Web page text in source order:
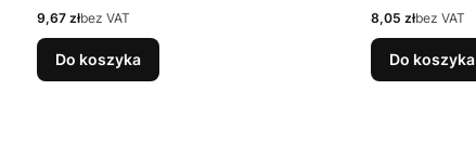
Cena
9,67 złbez VAT
Do koszyka
Cena
8,05 złbez VAT
Do koszyka